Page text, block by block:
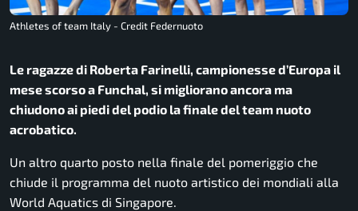
Athletes of team Italy - Credit Federnuoto
Le ragazze di Roberta Farinelli, campionesse d’Europa il
mese scorso a Funchal, si migliorano ancora ma
chiudono ai piedi del podio la finale del team nuoto
acrobatico.
Un altro quarto posto nella finale del pomeriggio che
chiude il programma del nuoto artistico dei mondiali alla
World Aquatics di Singapore.